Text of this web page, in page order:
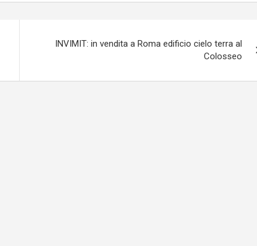
INVIMIT: in vendita a Roma edificio cielo terra al
Colosseo